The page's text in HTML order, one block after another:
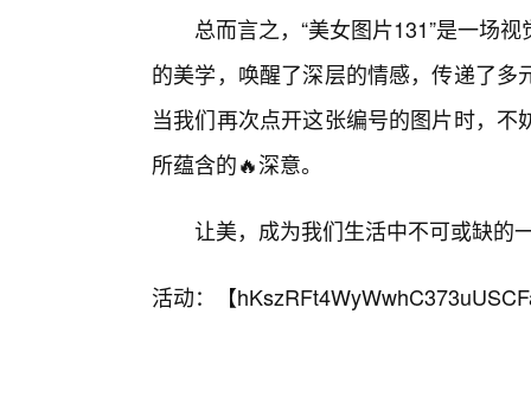
总而言之，“美女图片131”是一场
的美学，唤醒了深层的情感，传递了
当我们再次点开这张编号的图片时，
所蕴含的🔥深意。
让美，成为我们生活中不可或缺的
活动：【